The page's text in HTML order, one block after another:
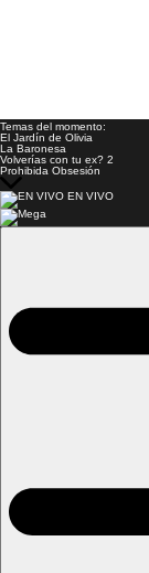
Temas del momento:
El Jardín de Olivia
La Baronesa
Volverías con tu ex? 2
Prohibida Obsesión
EN VIVO